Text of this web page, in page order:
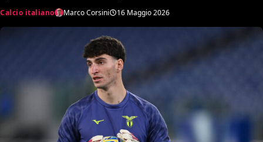
Calcio italiano Marco Corsini 16 Maggio 2026